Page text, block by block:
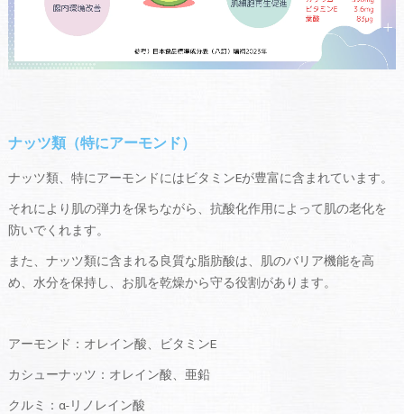
ナッツ類（特にアーモンド）
ナッツ類、特にアーモンドにはビタミンEが豊富に含まれています。
それにより肌の弾力を保ちながら、抗酸化作用によって肌の老化を
防いでくれます。
また、ナッツ類に含まれる良質な脂肪酸は、肌のバリア機能を高
め、水分を保持し、お肌を乾燥から守る役割があります。
アーモンド：オレイン酸、ビタミンE
カシューナッツ：オレイン酸、亜鉛
クルミ：α-リノレイン酸